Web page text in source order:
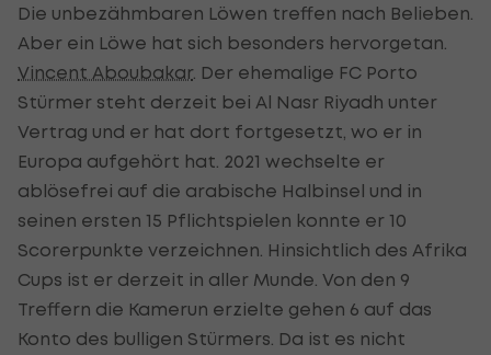
Die unbezähmbaren Löwen treffen nach Belieben.
Aber ein Löwe hat sich besonders hervorgetan.
Vincent Aboubakar. Der ehemalige FC Porto
Stürmer steht derzeit bei Al Nasr Riyadh unter
Vertrag und er hat dort fortgesetzt, wo er in
Europa aufgehört hat. 2021 wechselte er
ablösefrei auf die arabische Halbinsel und in
seinen ersten 15 Pflichtspielen konnte er 10
Scorerpunkte verzeichnen. Hinsichtlich des Afrika
Cups ist er derzeit in aller Munde. Von den 9
Treffern die Kamerun erzielte gehen 6 auf das
Konto des bulligen Stürmers. Da ist es nicht